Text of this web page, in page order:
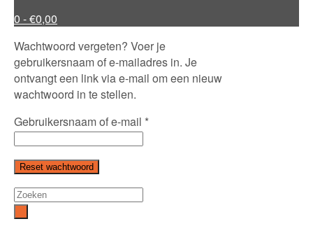
0 - €0,00
Wachtwoord vergeten? Voer je
gebruikersnaam of e-mailadres in. Je
ontvangt een link via e-mail om een nieuw
wachtwoord in te stellen.
Gebruikersnaam of e-mail *Vereist
Reset wachtwoord